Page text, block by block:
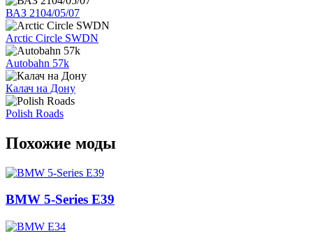
ВАЗ 2104/05/07
Arctic Circle SWDN
Autobahn 57k
Калач на Дону
Polish Roads
Похожие моды
BMW 5-Series E39